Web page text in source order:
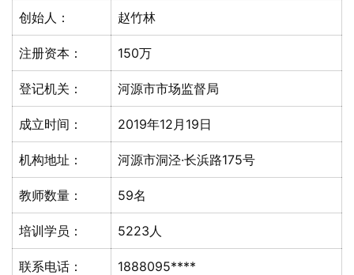
创始人： 赵竹林
注册资本： 150万
登记机关： 河源市市场监督局
成立时间： 2019年12月19日
机构地址： 河源市洞泾·长浜路175号
教师数量： 59名
培训学员： 5223人
联系电话：
1888095****